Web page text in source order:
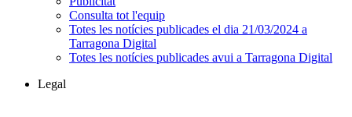
Consulta tot l'equip
Totes les notícies publicades el dia 21/03/2024 a
Tarragona Digital
Totes les notícies publicades avui a Tarragona Digital
Legal